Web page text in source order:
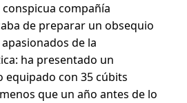
compañía
de preparar un obsequio
de la
ha presentado un
con 35 cúbits
que un año antes de lo